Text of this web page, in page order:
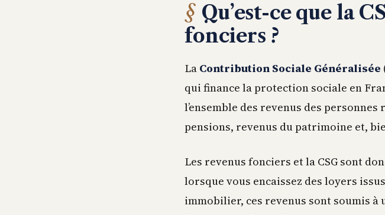
Qu’est-ce que la
fonciers ?
La Contribution Sociale Généralisée
qui finance la protection sociale en
l’ensemble des revenus des
pensions, revenus du patrimoine et,
Les revenus fonciers et la CSG sont
lorsque vous encaissez des loyers
immobilier, ces revenus sont soumis à